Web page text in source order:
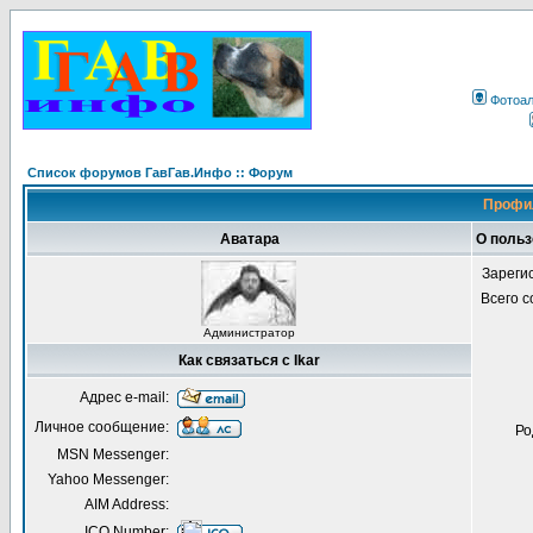
Список форумов ГавГав.Инфо :: Форум
Аватара О
Администратор
Всего
Как связаться с Ikar
Адрес e-mail:
Личное сообщение:
MSN Messenger:
Yahoo Messenger:
AIM Address: